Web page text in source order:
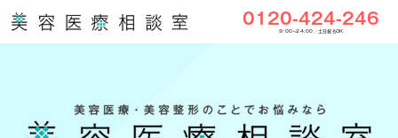
0120-424-246
9:00〜24:00／土日祝もOK